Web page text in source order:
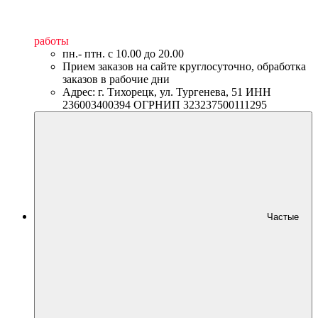
работы
пн.- птн. c 10.00 до 20.00
Прием заказов на сайте круглосуточно, обработка
заказов в рабочие дни
Адрес: г. Тихорецк, ул. Тургенева, 51 ИНН
236003400394 ОГРНИП 323237500111295
Частые